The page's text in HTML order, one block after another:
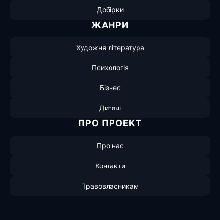
Добірки
ЖАНРИ
Художня література
Психологія
Бізнес
Дитячі
ПРО ПРОЕКТ
Про нас
Контакти
Правовласникам